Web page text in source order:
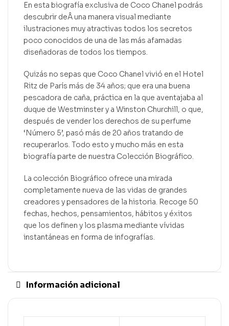
En esta biografía exclusiva de Coco Chanel podrás
descubrir deÂ una manera visual mediante
ilustraciones muy atractivas todos los secretos
poco conocidos de una de las más afamadas
diseñadoras de todos los tiempos.
Quizás no sepas que Coco Chanel vivió en el Hotel
Ritz de París más de 34 años; que era una buena
pescadora de caña, práctica en la que aventajaba al
duque de Westminster y a Winston Churchill, o que,
después de vender los derechos de su perfume
‘Número 5’, pasó más de 20 años tratando de
recuperarlos. Todo esto y mucho más en esta
biografía parte de nuestra Colección Biográfico.
La colección Biográfico ofrece una mirada
completamente nueva de las vidas de grandes
creadores y pensadores de la historia. Recoge 50
fechas, hechos, pensamientos, hábitos y éxitos
que los definen y los plasma mediante vívidas
instantáneas en forma de infografías.
Información adicional